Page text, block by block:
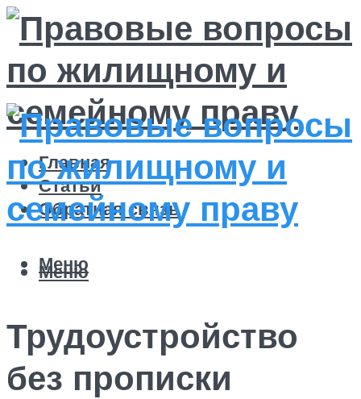
Главная
Статьи
Обратная связь
Меню
Меню
Трудоустройство
без прописки